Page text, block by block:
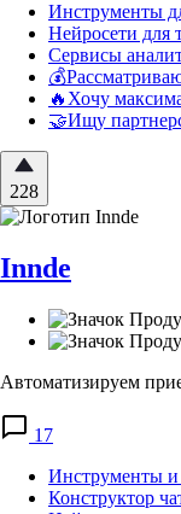
Инструменты
Нейросети для
Сервисы
🔥Хочу
🤝Ищу
228
Innde
Автоматизируем
17
Инструменты и
Конструктор